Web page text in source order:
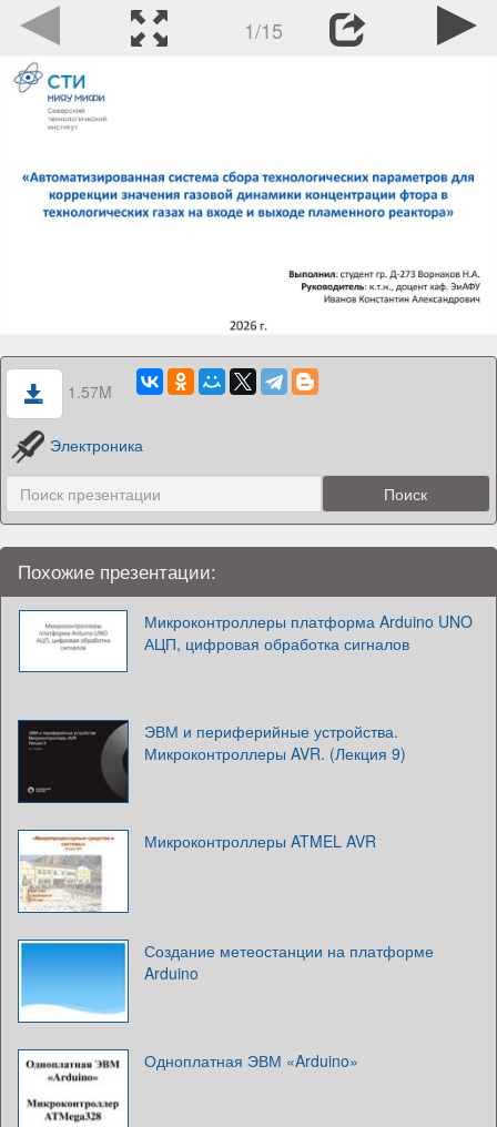
1/15
1.57M
Электроника
Похожие презентации:
Микроконтроллеры платформа Arduino UNO
АЦП, цифровая обработка сигналов
ЭВМ и периферийные устройства.
Микроконтроллеры AVR. (Лекция 9)
Микроконтроллеры ATMEL AVR
Создание метеостанции на платформе
Arduino
Одноплатная ЭВМ «Arduino»